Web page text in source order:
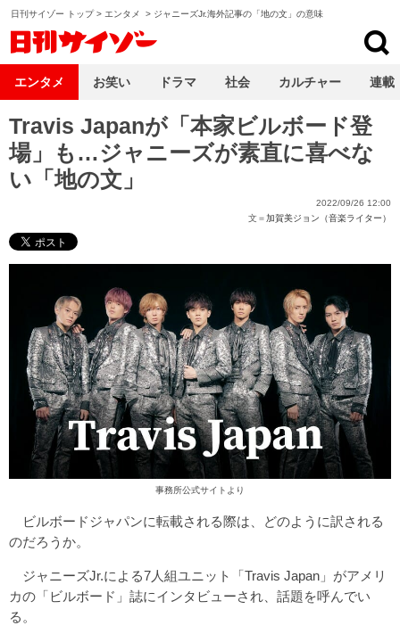
日刊サイゾー トップ> エンタメ > ジャニーズJr.海外記事の「地の文」の意味
Travis Japanが「本家ビルボード登
場」も…ジャニーズが素直に喜べな
い「地の文」
2022/09/26 12:00
文＝加賀美ジョン（音楽ライター）
事務所公式サイトより
ビルボードジャパンに転載される際は、どのように訳される
のだろうか。
ジャニーズJr.による7人組ユニット「Travis Japan」がアメリ
カの「ビルボード」誌にインタビューされ、話題を呼んでい
る。
エンタメ お笑い ドラマ 社会 カルチャー 連載